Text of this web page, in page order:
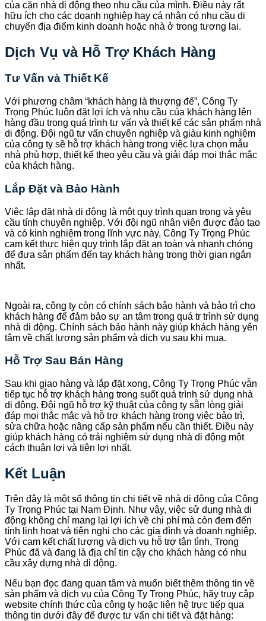
của căn nhà di động theo nhu cầu của mình. Điều này rất
hữu ích cho các doanh nghiệp hay cá nhân có nhu cầu di
chuyển địa điểm kinh doanh hoặc nhà ở trong tương lai.
Dịch Vụ và Hỗ Trợ Khách Hàng
Tư Vấn và Thiết Kế
Với phương châm “khách hàng là thượng đế”, Công Ty
Trọng Phúc luôn đặt lợi ích và nhu cầu của khách hàng lên
hàng đầu trong quá trình tư vấn và thiết kế các sản phẩm nhà
di động. Đội ngũ tư vấn chuyên nghiệp và giàu kinh nghiệm
của công ty sẽ hỗ trợ khách hàng trong việc lựa chọn mẫu
nhà phù hợp, thiết kế theo yêu cầu và giải đáp mọi thắc mắc
của khách hàng.
Lắp Đặt và Bảo Hành
Việc lắp đặt nhà di động là một quy trình quan trọng và yêu
cầu tính chuyên nghiệp. Với đội ngũ nhân viên được đào tạo
và có kinh nghiệm trong lĩnh vực này, Công Ty Trọng Phúc
cam kết thực hiện quy trình lắp đặt an toàn và nhanh chóng
để đưa sản phẩm đến tay khách hàng trong thời gian ngắn
nhất.
Ngoài ra, công ty còn có chính sách bảo hành và bảo trì cho
khách hàng để đảm bảo sự an tâm trong quá tr trình sử dụng
nhà di động. Chính sách bảo hành này giúp khách hàng yên
tâm về chất lượng sản phẩm và dịch vụ sau khi mua.
Hỗ Trợ Sau Bán Hàng
Sau khi giao hàng và lắp đặt xong, Công Ty Trọng Phúc vẫn
tiếp tục hỗ trợ khách hàng trong suốt quá trình sử dụng nhà
di động. Đội ngũ hỗ trợ kỹ thuật của công ty sẵn lòng giải
đáp mọi thắc mắc và hỗ trợ khách hàng trong việc bảo trì,
sửa chữa hoặc nâng cấp sản phẩm nếu cần thiết. Điều này
giúp khách hàng có trải nghiệm sử dụng nhà di động một
cách thuận lợi và tiện lợi nhất.
Kết Luận
Trên đây là một số thông tin chi tiết về nhà di động của Công
Ty Trọng Phúc tại Nam Định. Như vậy, việc sử dụng nhà di
động không chỉ mang lại lợi ích về chi phí mà còn đem đến
tính linh hoạt và tiện nghi cho các gia đình và doanh nghiệp.
Với cam kết chất lượng và dịch vụ hỗ trợ tận tình, Trọng
Phúc đã và đang là địa chỉ tin cậy cho khách hàng có nhu
cầu xây dựng nhà di động.
Nếu bạn đọc đang quan tâm và muốn biết thêm thông tin về
sản phẩm và dịch vụ của Công Ty Trọng Phúc, hãy truy cập
website chính thức của công ty hoặc liên hệ trực tiếp qua
thông tin dưới đây để được tư vấn chi tiết và đặt hàng: